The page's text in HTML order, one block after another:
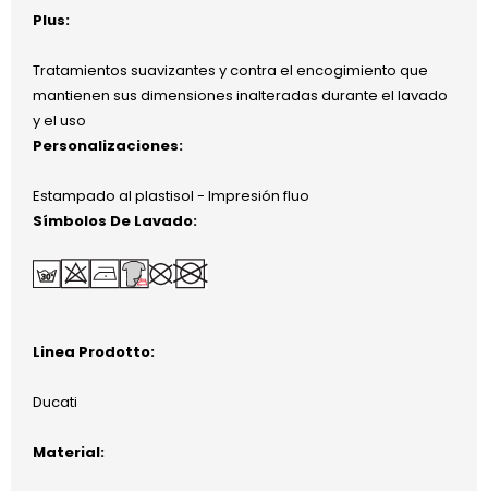
Plus:
Tratamientos suavizantes y contra el encogimiento que
mantienen sus dimensiones inalteradas durante el lavado
y el uso
Personalizaciones:
Estampado al plastisol - Impresión fluo
Símbolos De Lavado:
Linea Prodotto:
Ducati
Material: